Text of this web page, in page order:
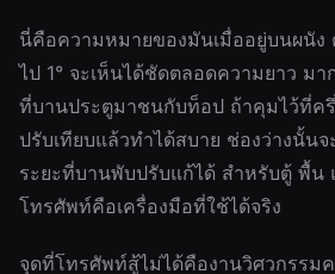
นี่คือความหมายของมันเมื่ออยู่บนผนัง
ไป 1° จะเห็นได้ชัดตลอดความยาว ม
ที่บานประตูมาชนกับท็อป ถ้าคุมไว้ที่ค
ปรับเทียบแล้วทำได้สบาย ช่องว่างนั้น
ระยะที่บานพับปรับแก้ได้ สำหรับตู้ พื้น
โทรศัพท์คือเครื่องมือที่ใช้ได้จริง
จุดที่โทรศัพท์สู้ไม่ได้คืองานวิศวกรรม